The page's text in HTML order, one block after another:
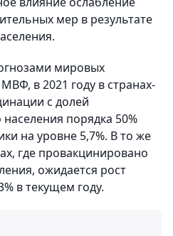
мер в результате
мировых
в 2021 году в странах-
с долей
порядка 50%
на уровне 5,7%. В то же
где провакцинировано
ожидается рост
в текущем году.